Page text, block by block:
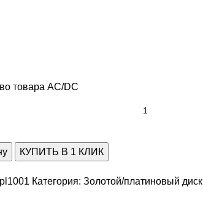
товара AC/DC
КУПИТЬ В 1 КЛИК
pl1001 Категория: Золотой/платиновый диск